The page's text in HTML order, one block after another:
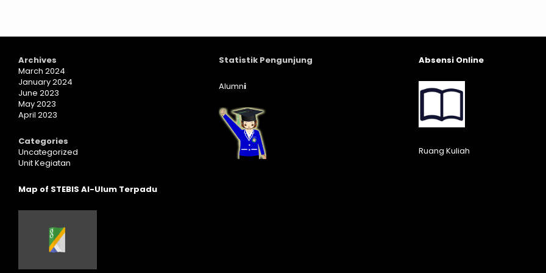
Archives
March 2024
January 2024
June 2023
May 2023
April 2023
Categories
Uncategorized
Unit Kegiatan
Map of STEBIS Al-Ulum Terpadu
Statistik Pengunjung
Alumni
Absensi Online
Ruang Kuliah